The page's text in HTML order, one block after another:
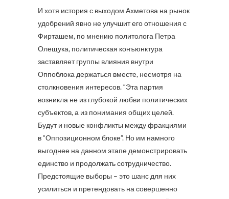
И хотя история с выходом Ахметова на рынок
удобрений явно не улучшит его отношения с
Фирташем, по мнению политолога Петра
Олещука, политическая конъюнктура
заставляет группы влияния внутри
Оппоблока держаться вместе, несмотря на
столкновения интересов. “Эта партия
возникла не из глубокой любви политических
субъектов, а из понимания общих целей.
Будут и новые конфликты между фракциями
в “Оппозиционном блоке”. Но им намного
выгоднее на данном этапе демонстрировать
единство и продолжать сотрудничество.
Предстоящие выборы – это шанс для них
усилиться и претендовать на совершенно